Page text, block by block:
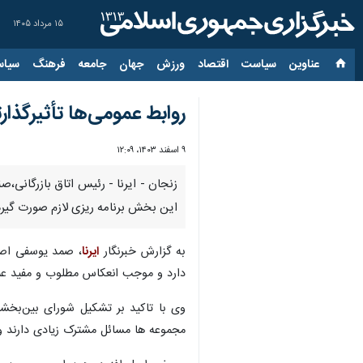
۱۵ مرداد ۱۴۰۵
عناوین‌ سیاست اقتصاد ورزش جهان جامعه فرهنگ
روابط‌ عمومی‌ها
۹ اسفند ۱۴۰۳، ۱۲:۰۹